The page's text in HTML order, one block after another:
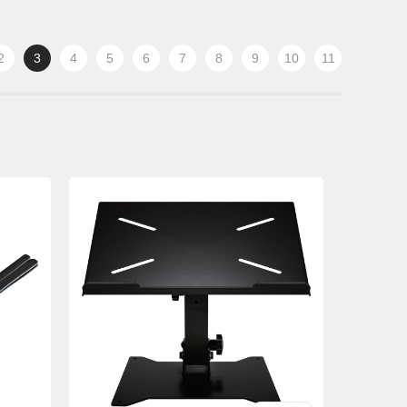
3 4 5 6 7 8 9 10 11